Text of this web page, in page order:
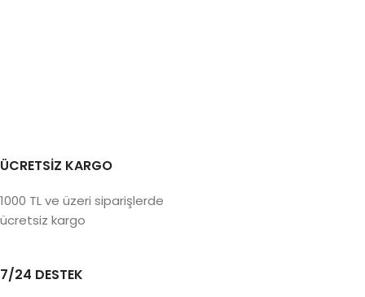
ÜCRETSİZ KARGO
1000 TL ve üzeri siparişlerde
ücretsiz kargo
7/24 DESTEK